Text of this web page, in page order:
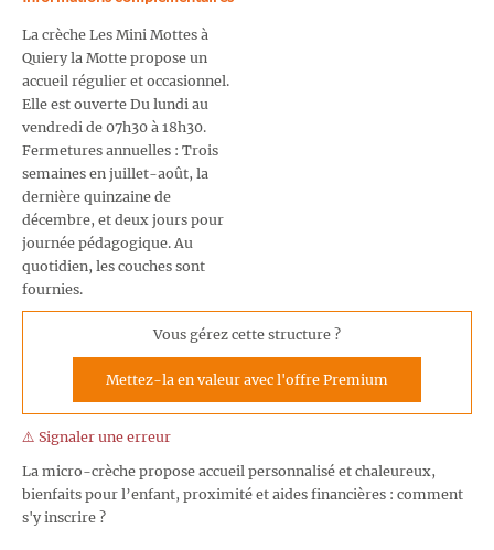
La crèche Les Mini Mottes à
Quiery la Motte propose un
accueil régulier et occasionnel.
Elle est ouverte Du lundi au
vendredi de 07h30 à 18h30.
Fermetures annuelles : Trois
semaines en juillet-août, la
dernière quinzaine de
décembre, et deux jours pour
journée pédagogique. Au
quotidien, les couches sont
fournies.
Vous gérez cette structure ?
Mettez-la en valeur avec l'offre Premium
⚠️ Signaler une erreur
La micro-crèche propose accueil personnalisé et chaleureux,
bienfaits pour l’enfant, proximité et aides financières : comment
s'y inscrire ?